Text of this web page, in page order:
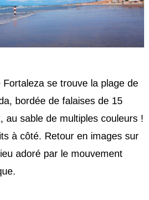
Fortaleza se trouve la plage de
bordée de falaises de 15
au sable de multiples couleurs !
à côté. Retour en images sur
adoré par le mouvement